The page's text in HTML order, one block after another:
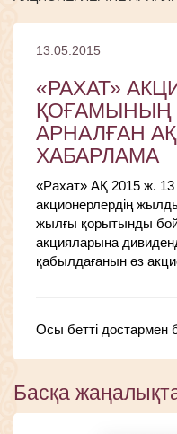
13.05.2015
«РАХАТ»
ҚОҒАМЫНЫҢ
АРНАЛҒАН
ХАБАРЛАМА
«Рахат» АҚ 2015 ж.
акционерлердің
жылғы қорытынды
акцияларына
қабылдағанын өз
Осы бетті достармен
Басқа